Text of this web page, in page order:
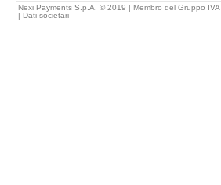
Nexi Payments S.p.A. © 2019 | Membro del Gruppo
| Dati societari